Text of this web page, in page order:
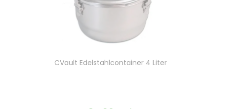
CVault Edelstahlcontainer 4 Liter